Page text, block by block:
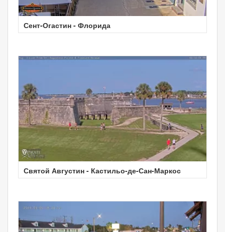
Сент-Огастин - Флорида
Святой Августин - Кастильо-де-Сан-Маркос